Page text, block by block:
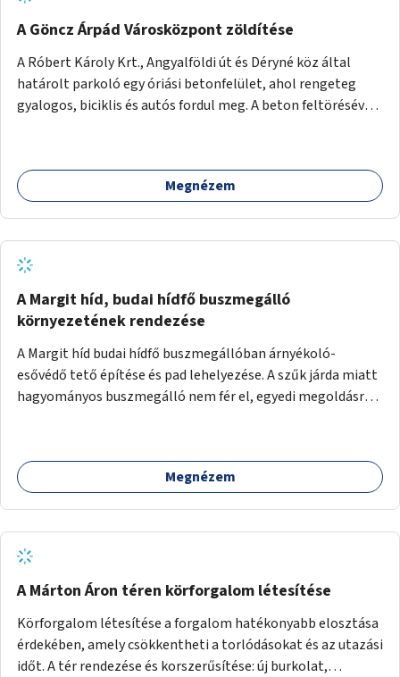
A Göncz Árpád Városközpont zöldítése
A Róbert Károly Krt., Angyalföldi út és Déryné köz által
határolt parkoló egy óriási betonfelület, ahol rengeteg
gyalogos, biciklis és autós fordul meg. A beton feltörésével,
menti járda és a parkoló közé kellene egy zöld sáv,
virágágyásokkal a meglévő fák alá, a lakóépület felőli két
Megnézem
A Margit híd, budai hídfő buszmegálló
környezetének rendezése
A Margit híd budai hídfő buszmegállóban árnyékoló-
esővédő tető építése és pad lehelyezése. A szűk járda miatt
hagyományos buszmegálló nem fér el, egyedi megoldásra
Megnézem
A Márton Áron téren körforgalom létesítése
Körforgalom létesítése a forgalom hatékonyabb elosztása
érdekében, amely csökkentheti a torlódásokat és az utazási
időt. A tér rendezése és korszerűsítése: új burkolat,